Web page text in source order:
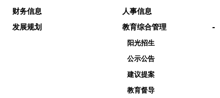
财务信息
人事信息
发展规划
教育综合管理 -
阳光招生
公示公告
建议提案
教育督导